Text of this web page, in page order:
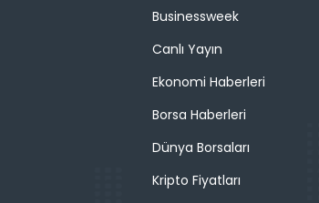
Businessweek
Canlı Yayın
Ekonomi Haberleri
Borsa Haberleri
Dünya Borsaları
Kripto Fiyatları